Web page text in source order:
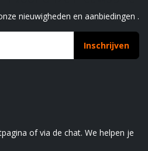
nieuwigheden en aanbiedingen .
Inschrijven
of via de chat. We helpen je